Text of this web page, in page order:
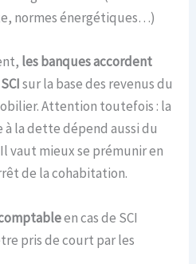
normes énergétiques…)
les banques accordent
sur la base des revenus du
Attention toutefois : la
la dette dépend aussi du
vaut mieux se prémunir en
de la cohabitation.
en cas de SCI
pris de court par les